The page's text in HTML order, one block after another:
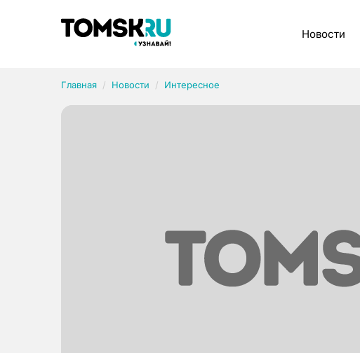
Новости
Главная Новости Интересное
Рубрики